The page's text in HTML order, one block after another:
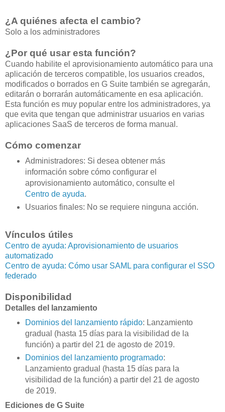
¿A quiénes afecta el cambio?
Solo a los administradores
¿Por qué usar esta función?
Cuando habilite el aprovisionamiento automático para una
aplicación de terceros compatible, los usuarios creados,
modificados o borrados en G Suite también se agregarán,
editarán o borrarán automáticamente en esa aplicación.
Esta función es muy popular entre los administradores, ya
que evita que tengan que administrar usuarios en varias
aplicaciones SaaS de terceros de forma manual.
Cómo comenzar
Administradores: Si desea obtener más
información sobre cómo configurar el
aprovisionamiento automático, consulte el
Centro de ayuda.
Usuarios finales: No se requiere ninguna acción.
Vínculos útiles
Centro de ayuda: Aprovisionamiento de usuarios
automatizado
Centro de ayuda: Cómo usar SAML para configurar el SSO
federado
Disponibilidad
Detalles del lanzamiento
Dominios del lanzamiento rápido: Lanzamiento
gradual (hasta 15 días para la visibilidad de la
función) a partir del 21 de agosto de 2019.
Dominios del lanzamiento programado:
Lanzamiento gradual (hasta 15 días para la
visibilidad de la función) a partir del 21 de agosto
de 2019.
Ediciones de G Suite